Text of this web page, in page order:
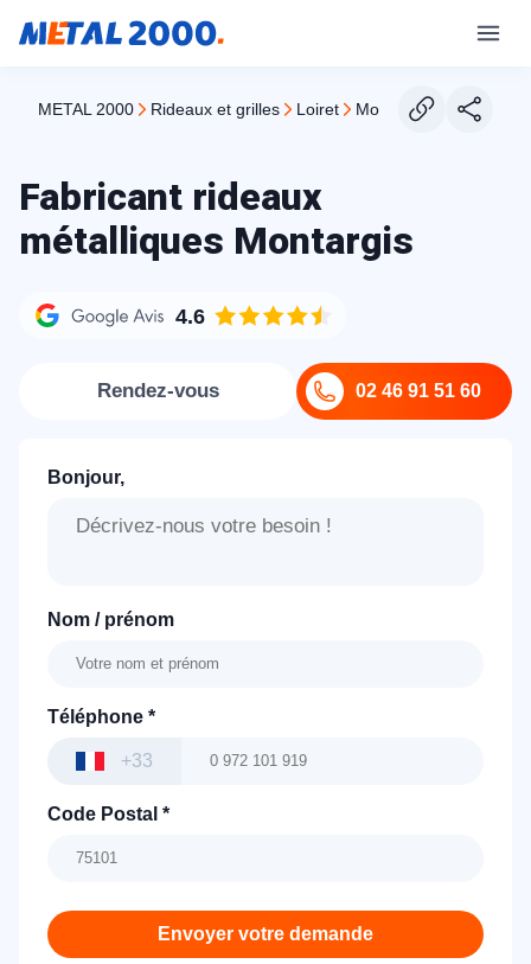
METAL 2000 rideaux et grilles loiret montargis
Fabricant rideaux
métalliques Montargis
4.6
02 46 91 51 60
Rendez-vous
Bonjour,
Nom / prénom
Téléphone *
+33
Code Postal *
Envoyer votre demande